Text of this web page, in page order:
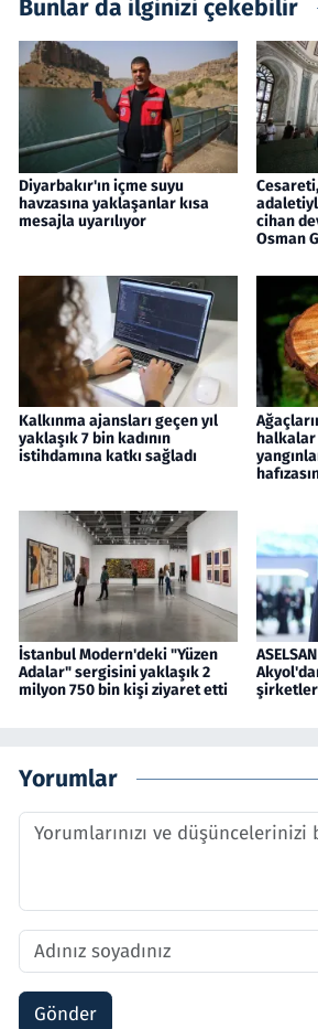
Bunlar da ilginizi çekebilir
Diyarbakır'ın içme suyu
havzasına yaklaşanlar kısa
mesajla uyarılıyor
cihan
Osman
Kalkınma ajansları geçen yıl
yaklaşık 7 bin kadının
istihdamına katkı sağladı
İstanbul Modern'deki "Yüzen
Adalar" sergisini yaklaşık 2
milyon 750 bin kişi ziyaret etti
Yorumlar
Gönder